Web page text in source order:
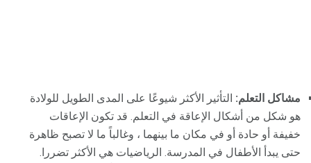
مشاكل التعلم: التأثير الأكثر شيوعًا على المدى الطويل للولادة
هو شكل من أشكال الإعاقة في التعلم. قد تكون الإعاقات
خفيفة أو حادة أو في مكان ما بينهما ، وغالباً ما لا تصبح ظاهرة
حتى يبدأ الأطفال في المدرسة. الرياضيات هي الأكثر تضررا.